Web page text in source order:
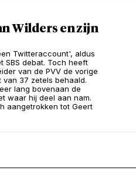
Wilders en zijn
Twitteraccount', aldus
SBS debat. Toch heeft
van de PVV de vorige
37 zetels behaald.
lang bovenaan de
waar hij deel aan nam.
aangetrokken tot Geert